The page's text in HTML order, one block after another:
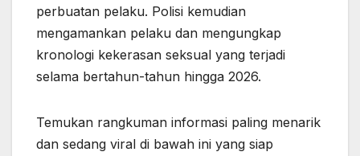
perbuatan pelaku. Polisi kemudian
mengamankan pelaku dan mengungkap
kronologi kekerasan seksual yang terjadi
selama bertahun-tahun hingga 2026.
Temukan rangkuman informasi paling menarik
dan sedang viral di bawah ini yang siap